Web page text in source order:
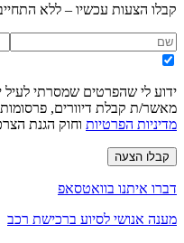
קבלו הצעות עכשיו – ללא
ידוע לי שהפרטים שמסרתי לעיל
מאשר/ת קבלת דיוורים,
מדיניות הפרטיות וחוק הגנת
קבלו הצעה
דברו איתנו בוואטסאפ
מענה אנושי לסיוע ברכישת רכב